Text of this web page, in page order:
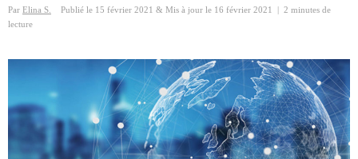
Par Elina S. Publié le 15 février 2021 & Mis à jour le 16 février 2021
2 minutes de
lecture